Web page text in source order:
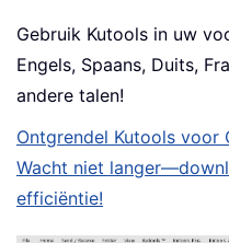
Gebruik Kutools in uw
Engels, Spaans, Duits,
andere talen!
Ontgrendel Kutools
Wacht niet
efficiëntie!